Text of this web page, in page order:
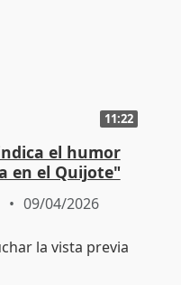
11:22
el humor
en el Quijote"
09/04/2026